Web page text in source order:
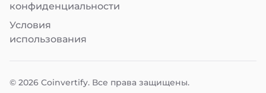
конфиденциальности
Условия
использования
© 2026 Coinvertify. Все права защищены.